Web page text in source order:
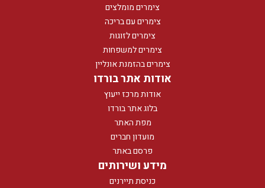
צימרים מומלצים
צימרים עם בריכה
צימרים לזוגות
צימרים למשפחות
צימרים בהזמנת אונליין
אודות אתר בורדו
אודות מרכז ייעוץ
בלוג אתר בורדו
מפת האתר
מועדון חברים
פרסם באתר
מידע ושירותים
כניסת תיירנים